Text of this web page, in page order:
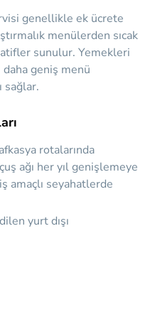
genellikle ek ücrete
menülerden sıcak
sunulur. Yemekleri
geniş menü
sağlar.
rotalarında
ağı her yıl genişlemeye
amaçlı seyahatlerde
yurt dışı